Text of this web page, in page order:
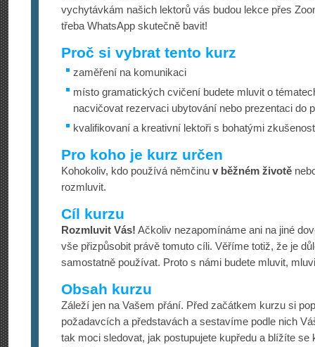
vychytávkám našich lektorů vás budou lekce přes
třeba WhatsApp skutečně bavit!
Proč si vybrat tento kurz
zaměření na komunikaci
místo gramatických cvičení budete mluvit o
nacvičovat rezervaci ubytování nebo prezentaci do
kvalifikovaní a kreativní lektoři s bohatými
Pro koho je kurz určen
Kohokoliv, kdo používá němčinu v běžném životě
rozmluvit.
Cíl kurzu
Rozmluvit Vás! Ačkoliv nezapomínáme ani na jiné
vše přizpůsobit právě tomuto cíli. Věříme totiž, že je
samostatně používat. Proto s námi budete mluvit,
Obsah kurzu
Záleží jen na Vašem přání. Před začátkem kurzu si
požadavcích a představách a sestavíme podle nich
tak moci sledovat, jak postupujete kupředu a blížíte